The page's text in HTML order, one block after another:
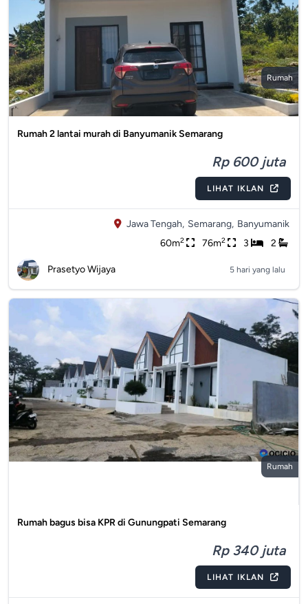
Rumah
Rumah 2 lantai murah di Banyumanik Semarang
Rp 600 juta
LIHAT IKLAN
Jawa Tengah, Semarang, Banyumanik
60m2 76m2 3 2
Prasetyo Wijaya 5 hari yang lalu
Rumah
Rumah bagus bisa KPR di Gunungpati Semarang
Rp 340 juta
LIHAT IKLAN